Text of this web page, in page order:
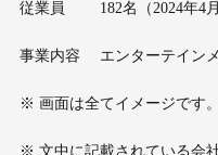
従業員 182名（2024年4月
事業内容 エンターテイン
※ 画面は全てイメージです。
※ 文中に記載されている会